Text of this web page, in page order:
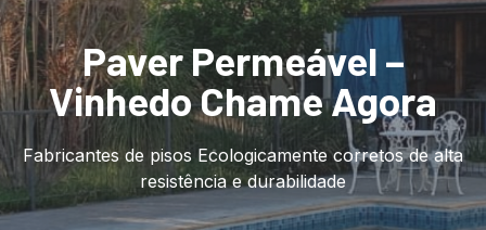
Paver Permeável –
Vinhedo Chame Agora
Fabricantes de pisos Ecologicamente corretos de alta
resistência e durabilidade